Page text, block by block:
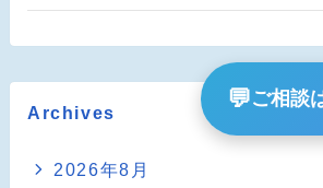
Archives
2026年8月
💬ご相談